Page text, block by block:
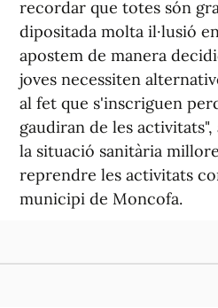
recordar que totes són
dipositada molta il·lusió
apostem de manera
joves necessiten
al fet que s'inscriguen
gaudiran de les
la situació sanitària
reprendre les activitats
municipi de Moncofa.